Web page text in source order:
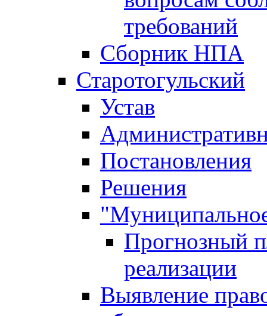
требований
Сборник НПА
Старотогульский
Устав
Постановления
Решения
Прогнозный
реализации
Выявление